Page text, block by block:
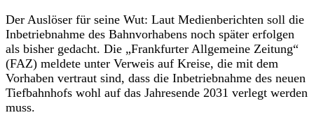
Der Auslöser für seine Wut: Laut Medienberichten soll die
Inbetriebnahme des Bahnvorhabens noch später erfolgen
als bisher gedacht. Die „Frankfurter Allgemeine Zeitung“
(FAZ) meldete unter Verweis auf Kreise, die mit dem
Vorhaben vertraut sind, dass die Inbetriebnahme des neuen
Tiefbahnhofs wohl auf das Jahresende 2031 verlegt werden
muss.